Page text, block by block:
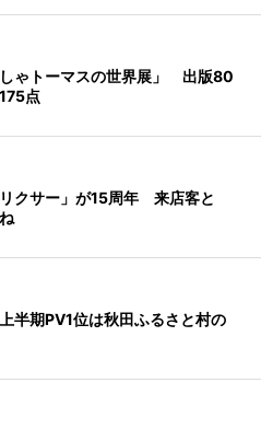
ゃトーマスの世界展」 出版80
点
クサー」が15周年 来店客と
半期PV1位は秋田ふるさと村の